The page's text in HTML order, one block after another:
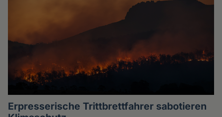
Erpresserische Trittbrettfahrer sabotieren